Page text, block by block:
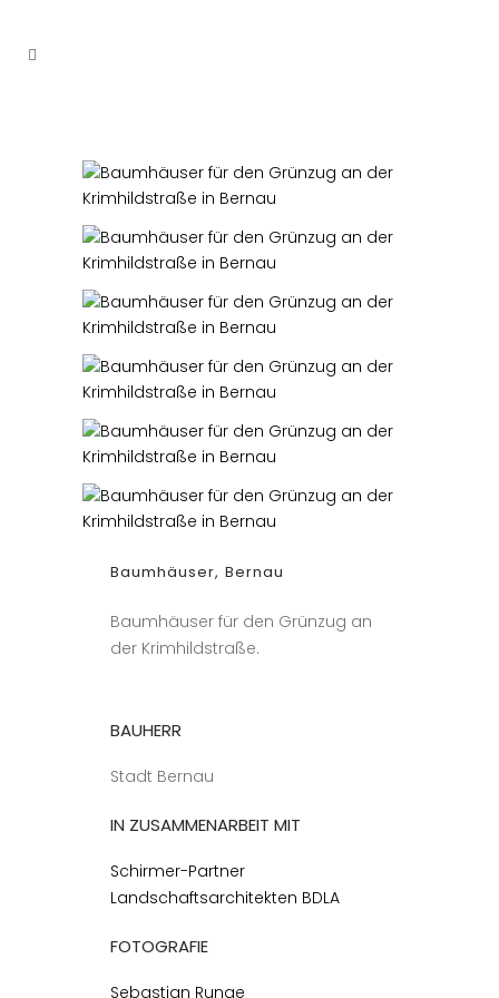
Baumhäuser, Bernau
Baumhäuser für den Grünzug an
der Krimhildstraße.
BAUHERR
Stadt Bernau
IN ZUSAMMENARBEIT MIT
Schirmer-Partner
Landschaftsarchitekten BDLA
FOTOGRAFIE
Sebastian Runge